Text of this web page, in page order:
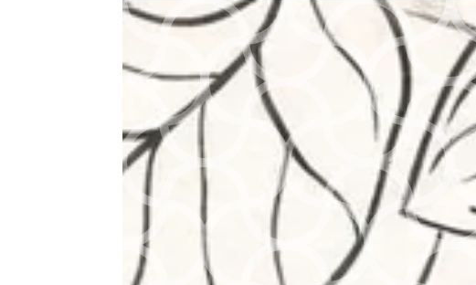
Accueil Boutique/Matériel Feutres / CRAYOLA Skin
Rechercher